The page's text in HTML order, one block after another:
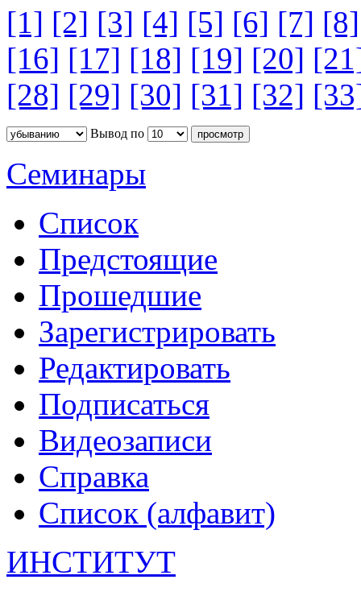
[1] [2] [3] [4] [5] [6] [7] [8]
[16] [17] [18] [19] [20]
[28] [29] [30] [31] [32]
Вывод по
Семинары
Список
Предстоящие
Прошедшие
Зарегистрировать
Редактировать
Подписаться
Видеозаписи
Справка
Список (алфавит)
ИНСТИТУТ